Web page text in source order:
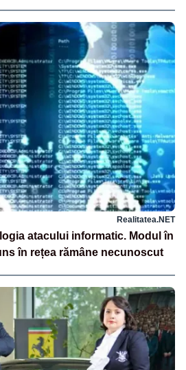
Realitatea.NET
atacului informatic. Modul în
în rețea rămâne necunoscut